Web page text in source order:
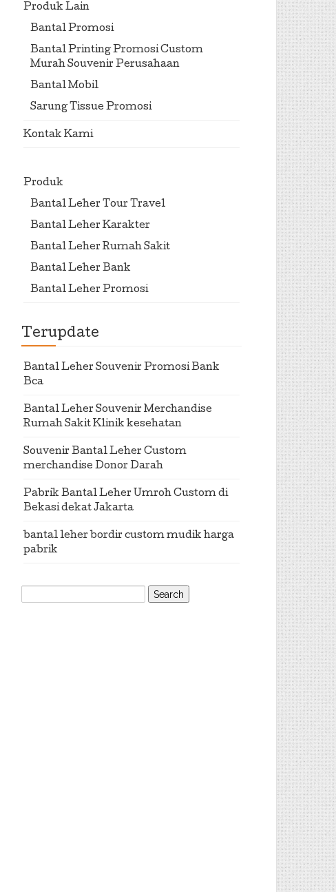
Produk Lain
Bantal Promosi
Bantal Printing Promosi Custom
Murah Souvenir Perusahaan
Bantal Mobil
Sarung Tissue Promosi
Kontak Kami
Produk
Bantal Leher Tour Travel
Bantal Leher Karakter
Bantal Leher Rumah Sakit
Bantal Leher Bank
Bantal Leher Promosi
Terupdate
Bantal Leher Souvenir Promosi Bank
Bca
Bantal Leher Souvenir Merchandise
Rumah Sakit Klinik kesehatan
Souvenir Bantal Leher Custom
merchandise Donor Darah
Pabrik Bantal Leher Umroh Custom di
Bekasi dekat Jakarta
bantal leher bordir custom mudik harga
pabrik
Search
for: